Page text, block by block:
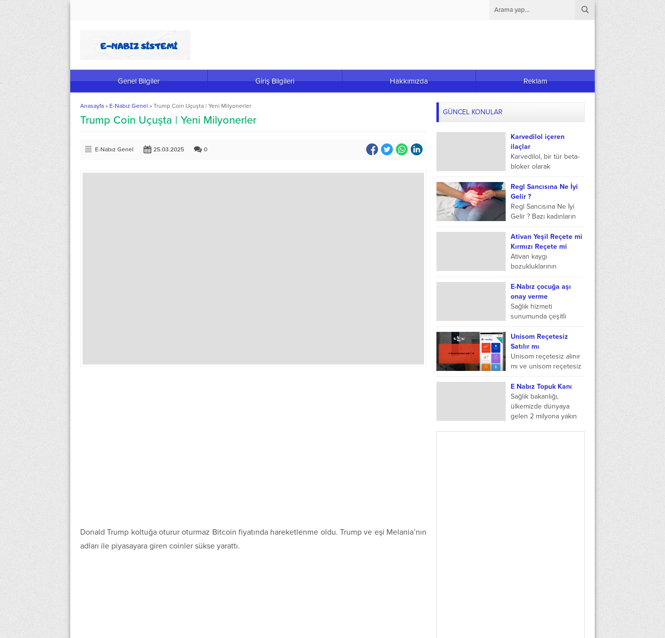
Genel Bilgiler Giriş Bilgileri Hakkımızda Reklam
Anasayfa » E-Nabız Genel » Trump Coin Uçuşta | Yeni Milyonerler
Trump Coin Uçuşta | Yeni Milyonerler
E-Nabız Genel 25.03.2025 0
Donald Trump koltuğa oturur oturmaz Bitcoin fiyatında hareketlenme oldu. Trump ve eşi Melania’nın
adları ile piyasayara giren coinler sükse yarattı.
GÜNCEL KONULAR
Karvedilol içeren
ilaçlar
Karvedilol, bir tür beta-
bloker olarak
adlandırılan bir ilaçtır. Bu
ilaç, kalp atış hızını ve
kan basıncını düşürmeyi
amaçlayarak, kalp
yetmezliği,...
Regl Sancısına Ne İyi
Gelir ?
Regl Sancısına Ne İyi
Gelir ? Bazı kadınların
kâbusu olan regl ağrıları
hayat kalitesini ciddi
şekilde düşürebilmekte
ve kadınların kendilerini
hem...
Ativan Yeşil Reçete mi
Kırmızı Reçete mi
Ativan kaygı
bozukluklarının
giderilmesi adına
kullanım sağlanan
psikiyatri ilaçlarından
biridir. Ativan ilacının
hangi sınıf reçeteye
girdiği birçok kişi
tarafından merak...
E-Nabız çocuğa aşı
onay verme
Sağlık hizmeti
sunumunda çeşitli
imkânlar sağlamak
amacıyla geliştirilmiş
olan E-Nabız uygulaması
üzerinden çeşitli sağlık
verilerine
ulaşılabilmektedir.
Bunlardan bir tanesi
ebeveynlerin...
Unisom Reçetesiz
Satılır mı
Unisom reçetesiz alınır
mı ve unisom reçetesiz
satılır mı sorularına
cevap bulacağız.
Unisom, doksilamin
etken maddesini içeren,
uyumakta güçlük
E Nabız Topuk Kanı
Sağlık bakanlığı,
ülkemizde dünyaya
gelen 2 milyona yakın